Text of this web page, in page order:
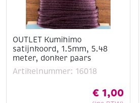
OUTLET Kumihimo
satijnkoord, 1.5mm, 5.48
meter, donker paars
Artikelnummer: 16018
€ 1,00